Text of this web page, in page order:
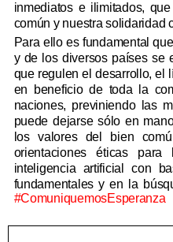
inmediatos e ilimitados,
común y nuestra solidaridad
Para ello es fundamental
y de los diversos países se
que regulen el desarrollo, el
en beneficio de toda la
naciones, previniendo las
puede dejarse sólo en
los valores del bien
orientaciones éticas
inteligencia artificial con
fundamentales y en la
#ComuniquemosEsperanza